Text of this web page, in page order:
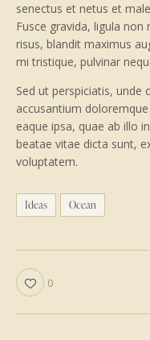
senectus et netus et
Fusce gravida, ligula
risus, blandit maximus
mi tristique, pulvinar
Sed ut perspiciatis,
accusantium
eaque ipsa, quae ab illo
beatae vitae dicta sunt,
voluptatem.
Ideas Ocean
0